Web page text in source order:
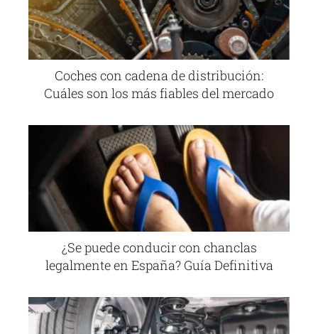
Coches con cadena de distribución:
Cuáles son los más fiables del mercado
¿Se puede conducir con chanclas
legalmente en España? Guía Definitiva